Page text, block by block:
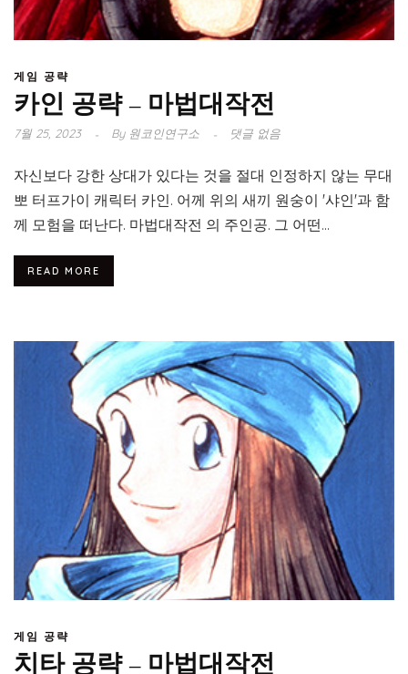
게임 공략
카인 공략 – 마법대작전
7월 25, 2023 By원코인연구소 댓글 없음
자신보다 강한 상대가 있다는 것을 절대 인정하지 않는 무대
뽀 터프가이 캐릭터 카인. 어께 위의 새끼 원숭이 '샤인'과 함
께 모험을 떠난다. 마법대작전 의 주인공. 그 어떤...
READ MORE
게임 공략
치타 공략 – 마법대작전